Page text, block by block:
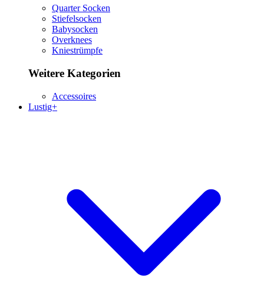
Quarter Socken
Stiefelsocken
Babysocken
Overknees
Kniestrümpfe
Weitere Kategorien
Accessoires
Lustig+